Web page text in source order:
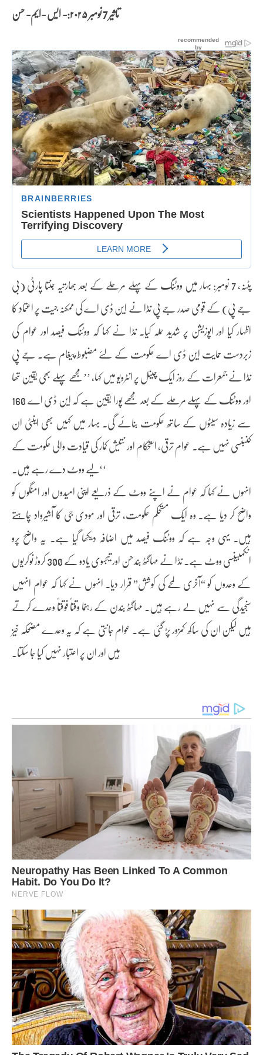
تاثیر 7 نومبر ۲۰۲۵:- ایس -ایم- حسن
پٹنہ، 7 نومبر: بہار میں ووٹنگ کے پہلے مرحلے کے بعد بھارتیہ جنتا پارٹی (بی
جے پی) کے قومی صدر جے پی نڈا نے این ڈی اے کی ممکنہ جیت پر اعتماد کا
اظہار کیا اور اپوزیشن پر شدید حملہ کیا۔ نڈا نے کہا کہ ووٹنگ فیصد اور عوام کی
زبردست حمایت این ڈی اے حکومت کے لئے مضبوط پیغام ہے۔ جے پی
نڈا نے جمعرات کے روز ایک چینل پر انٹرویو میں کہا، ’’مجھے پہلے بھی یقین تھا
اور ووٹنگ کے پہلے مرحلے کے بعد مجھے پورا یقین ہے کہ این ڈی اے 160
سے زیادہ سیٹوں کے ساتھ حکومت بنائے گی۔ بہار میں کہیں بھی اینٹی ان
کنبنسی نہیں ہے۔ عوام ترقی، استحکام اور نتیش کمار کی قیادت والی حکومت کے
لیے ووٹ دے رہے ہیں۔‘‘
انہوں نے کہا کہ عوام نے اپنے ووٹ کے ذریعے اپنی امیدوں اور امنگوں کو
واضح کر دیا ہے۔ وہ ایک مستحکم حکومت، ترقی اور مودی جی کا آشیرواد چاہتے
ہیں۔ یہی وجہ ہے کہ ووٹنگ فیصد میں اضافہ دیکھا گیا ہے۔ یہ واضح پرو
انکمبینسی ووٹ ہے۔ نڈا نے مہاگٹھ بندھن اور تیجسوی یادو کے 300 کروڑ نوکریوں
کے وعدوں کو “آخری لمحے کی کوشش” قرار دیا۔ انہوں نے کہا کہ عوام انہیں
سنجیدگی سے نہیں لے رہے ہیں۔ مہاگٹھ بندن کے رہنما وقتاً فوقتاً وعدے کرتے
ہیں لیکن ان کی ساکھ کمزور پڑ گئی ہے۔ عوام جانتی ہے کہ یہ وعدے مضحکہ خیز
ہیں اور ان پر اعتبار نہیں کیا جا سکتا۔